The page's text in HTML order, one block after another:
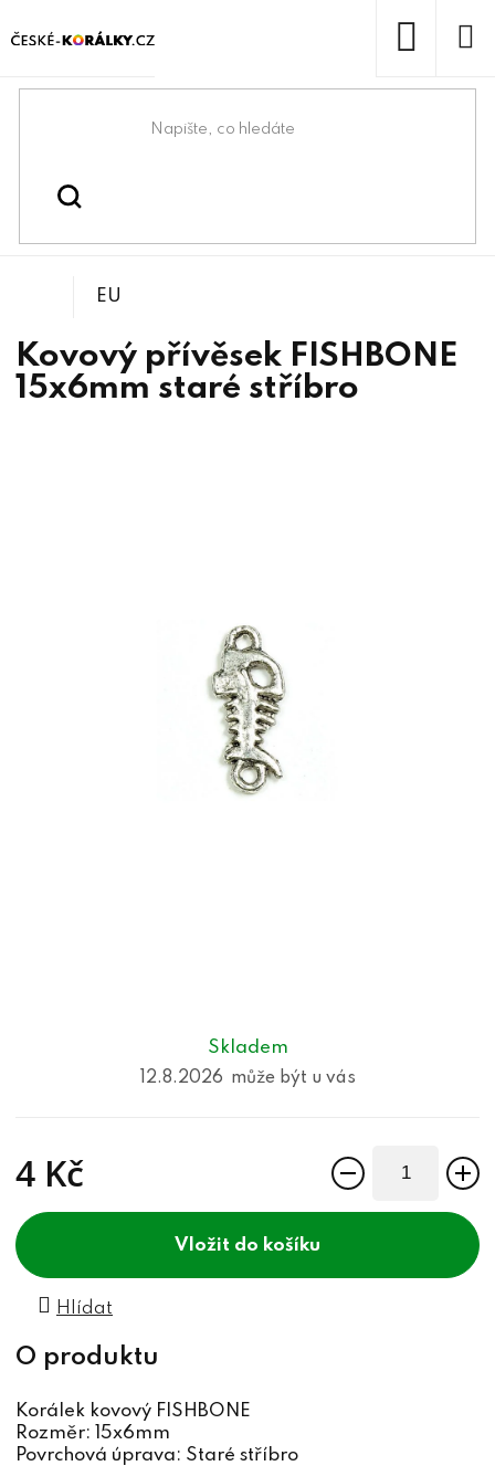
na
Domů
Korálky
Skladem
12.8.2026
4 Kč
do košíku
Hlídat
Kovový přívěsek FISHBONE
15x6mm staré stříbro
EU
Korálek kovový FISHBONE
Rozměr: 15x6mm
Povrchová úprava: Staré stříbro